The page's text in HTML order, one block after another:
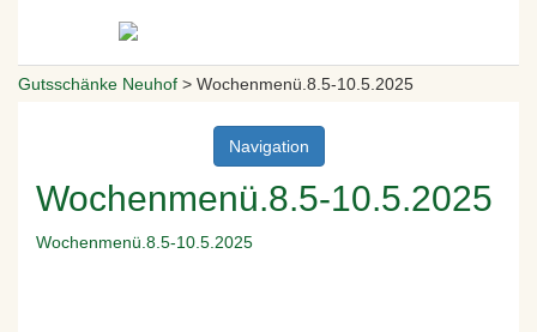
Gutsschänke Neuhof > Wochenmenü.8.5-10.5.2025
Navigation
Wochenmenü.8.5-10.5.2025
Wochenmenü.8.5-10.5.2025